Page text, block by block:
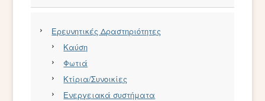
Ερευνητικές Δραστηριότητες
Καύση
Φωτιά
Κτίρια/Συνοικίες
Ενεργειακά συστήματα